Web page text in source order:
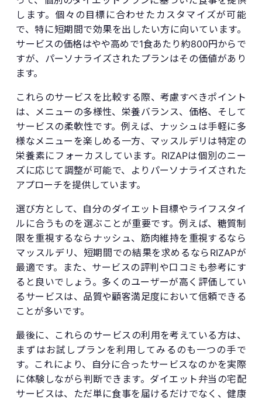
します。個々の目標に合わせたカスタマイズが可能
で、特に短期間で効果を出したい方に向いています。
サービスの価格はやや高めで1食あたり約800円からで
すが、パーソナライズされたプランはその価値があり
ます。
これらのサービスを比較する際、考慮すべきポイント
は、メニューの多様性、栄養バランス、価格、そして
サービスの柔軟性です。例えば、ナッシュは手軽に多
様なメニューを楽しめる一方、マッスルデリは特定の
栄養素にフォーカスしています。RIZAPは個別のニー
ズに応じて調整が可能で、よりパーソナライズされた
アプローチを提供しています。
選び方として、自分のダイエット目標やライフスタイ
ルに合うものを選ぶことが重要です。例えば、糖質制
限を重視するならナッシュ、筋肉維持を重視するなら
マッスルデリ、短期間での結果を求めるならRIZAPが
最適です。また、サービスの評判や口コミも参考にす
ると良いでしょう。多くのユーザーが高く評価してい
るサービスは、品質や顧客満足度において信頼できる
ことが多いです。
最後に、これらのサービスの利用を考えている方は、
まずはお試しプランを利用してみるのも一つの手で
す。これにより、自分に合ったサービスなのかを実際
に体験しながら判断できます。ダイエット弁当の宅配
サービスは、ただ単に食事を届けるだけでなく、健康